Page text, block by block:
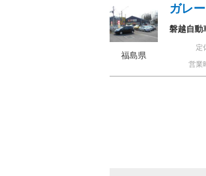
福島県
ガレ
磐越自動
定
営業